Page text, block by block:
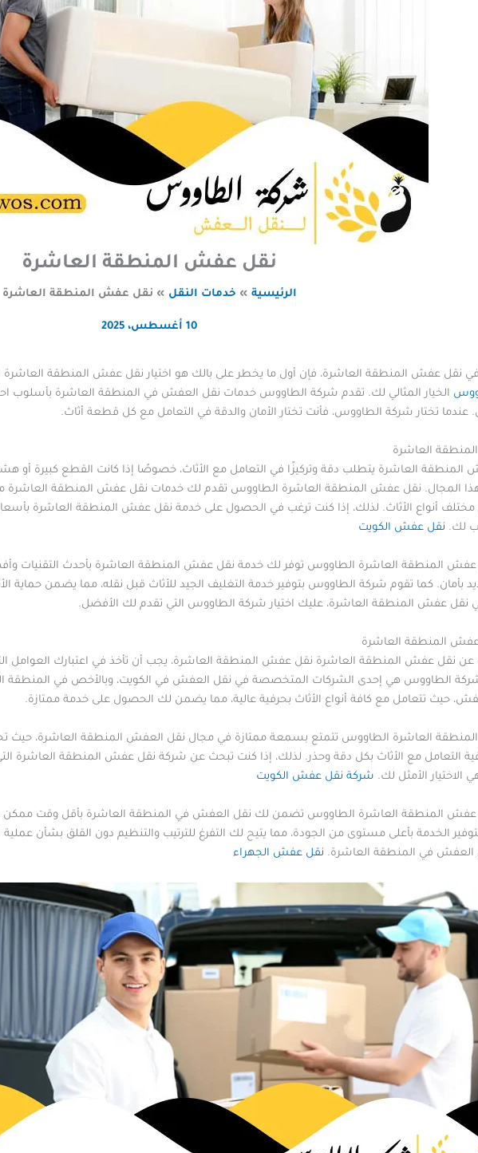
نقل عفش المنطقة العاشرة
الرئيسية خدمات النقل نقل عفش المنطقة العاشرة
10 أغسطس، 2025
في نقل عفش المنطقة العاشرة، فإن أول ما يخطر على بالك هو اختيار نقل عفش المنطقة
الخيار المثالي لك. تقدم شركة الطاووس خدمات نقل العفش في المنطقة العاشرة بأسلوب
عندما تختار شركة الطاووس، فأنت تختار الأمان والدقة في التعامل مع كل قطعة أثاث.
العاشرة
العاشرة يتطلب دقة وتركيزًا في التعامل مع الأثاث، خصوصًا إذا كانت القطع كبيرة أو
هذا المجال. نقل عفش المنطقة العاشرة الطاووس تقدم لك خدمات نقل عفش المنطقة
مختلف أنواع الأثاث. لذلك، إذا كنت ترغب في الحصول على خدمة نقل عفش المنطقة العاشرة
لك. نقل عفش الكويت
عفش المنطقة العاشرة الطاووس توفر لك خدمة نقل عفش المنطقة العاشرة بأحدث التقنيات
بأمان. كما تقوم شركة الطاووس بتوفير خدمة التغليف الجيد للأثاث قبل نقله، مما يضمن حماية
نقل عفش المنطقة العاشرة، عليك اختيار شركة الطاووس التي تقدم لك الأفضل.
المنطقة العاشرة
عن نقل عفش المنطقة العاشرة نقل عفش المنطقة العاشرة، يجب أن تأخذ في اعتبارك العوامل
الطاووس هي إحدى الشركات المتخصصة في نقل العفش في الكويت، وبالأخص في المنطقة
حيث تتعامل مع كافة أنواع الأثاث بحرفية عالية، مما يضمن لك الحصول على خدمة ممتازة.
العاشرة الطاووس تتمتع بسمعة ممتازة في مجال نقل العفش المنطقة العاشرة، حيث
التعامل مع الأثاث بكل دقة وحذر. لذلك، إذا كنت تبحث عن شركة نقل عفش المنطقة العاشرة التي
الأمثل لك. شركة نقل عفش الكويت
عفش المنطقة العاشرة الطاووس تضمن لك نقل العفش في المنطقة العاشرة بأقل وقت ممكن
الخدمة بأعلى مستوى من الجودة، مما يتيح لك التفرغ للترتيب والتنظيم دون القلق بشأن عملية
العفش في المنطقة العاشرة. نقل عفش الجهراء